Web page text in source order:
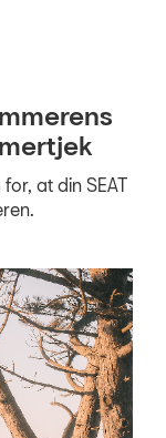
Autoriseret
Bestil tid på
Bestil tid til
5+
at din SEAT